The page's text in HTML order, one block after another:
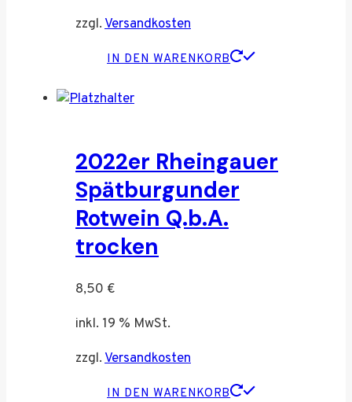
zzgl.Versandkosten
IN DEN WARENKORB
2022er Rheingauer
Spätburgunder
Rotwein Q.b.A.
trocken
8,50 €
inkl. 19 % MwSt.
zzgl.Versandkosten
IN DEN WARENKORB